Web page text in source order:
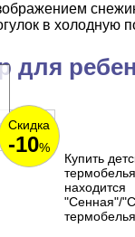
в холодную
для
Скидка
-10%
Купить
"Сенная"/
термобелья